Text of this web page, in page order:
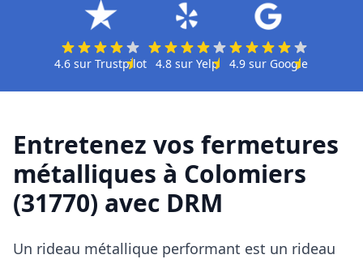
4.6 sur Trustpilot 4.8 sur Yelp 4.9sur Google
Entretenez vos fermetures
métalliques à Colomiers
(31770) avec DRM
Un rideau métallique performant est un rideau